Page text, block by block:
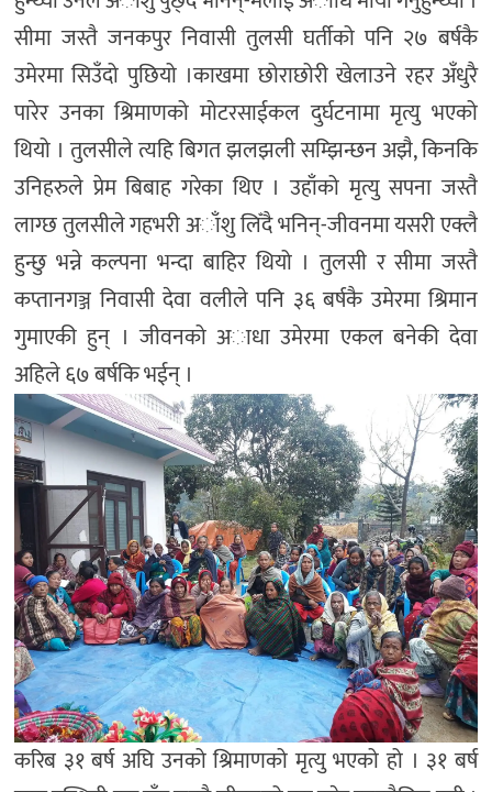
सीमा जस्तै जनकपुर निवासी तुलसी घर्तीको पनि २७ बर्षकै
उमेरमा सिउँदो पुछियो ।काखमा छोराछोरी खेलाउने रहर अँधुरै
पारेर उनका श्रिमाणको मोटरसाईकल दुर्घटनामा मृत्यु भएको
थियो । तुलसीले त्यहि बिगत झलझली सम्झिन्छन अझै, किनकि
उनिहरुले प्रेम बिबाह गरेका थिए । उहाँको मृत्यु सपना जस्तै
लाग्छ तुलसीले गहभरी अाँशु लिँदै भनिन्-जीवनमा यसरी एक्लै
हुन्छु भन्ने कल्पना भन्दा बाहिर थियो । तुलसी र सीमा जस्तै
कप्तानगञ्ज निवासी देवा वलीले पनि ३६ बर्षकै उमेरमा श्रिमान
गुमाएकी हुन् । जीवनको अाधा उमेरमा एकल बनेकी देवा
अहिले ६७ बर्षकि भईन् ।
करिब ३१ बर्ष अघि उनको श्रिमाणको मृत्यु भएको हो । ३१ बर्ष